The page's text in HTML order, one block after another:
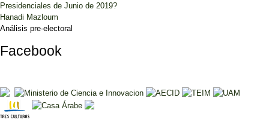
Presidenciales de Junio de 2019?
Hanadi Mazloum
Análisis pre-electoral
Facebook